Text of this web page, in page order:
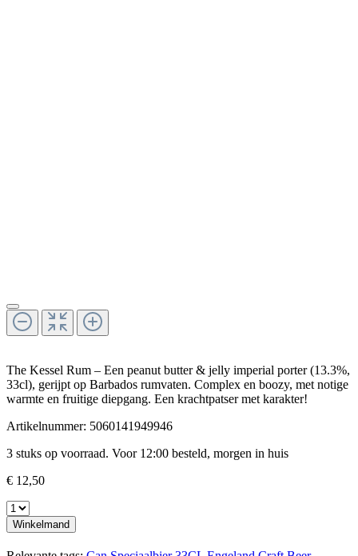
The Kessel Rum – Een peanut butter & jelly imperial porter (13.3%,
33cl), gerijpt op Barbados rumvaten. Complex en boozy, met notige
warmte en fruitige diepgang. Een krachtpatser met karakter!
Artikelnummer: 5060141949946
3 stuks op voorraad. Voor 12:00 besteld, morgen in huis
€ 12,50
Winkelmand